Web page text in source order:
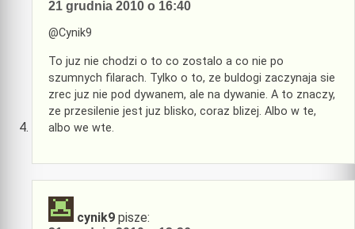
21 grudnia 2010 o 16:40
@Cynik9
To juz nie chodzi o to co zostalo a co nie po
szumnych filarach. Tylko o to, ze buldogi zaczynaja sie
zrec juz nie pod dywanem, ale na dywanie. A to znaczy,
ze przesilenie jest juz blisko, coraz blizej. Albo w te,
albo we wte.
cynik9 pisze: